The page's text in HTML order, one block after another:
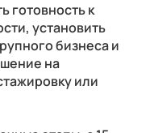
готовность к
установить
бизнеса и
на
или